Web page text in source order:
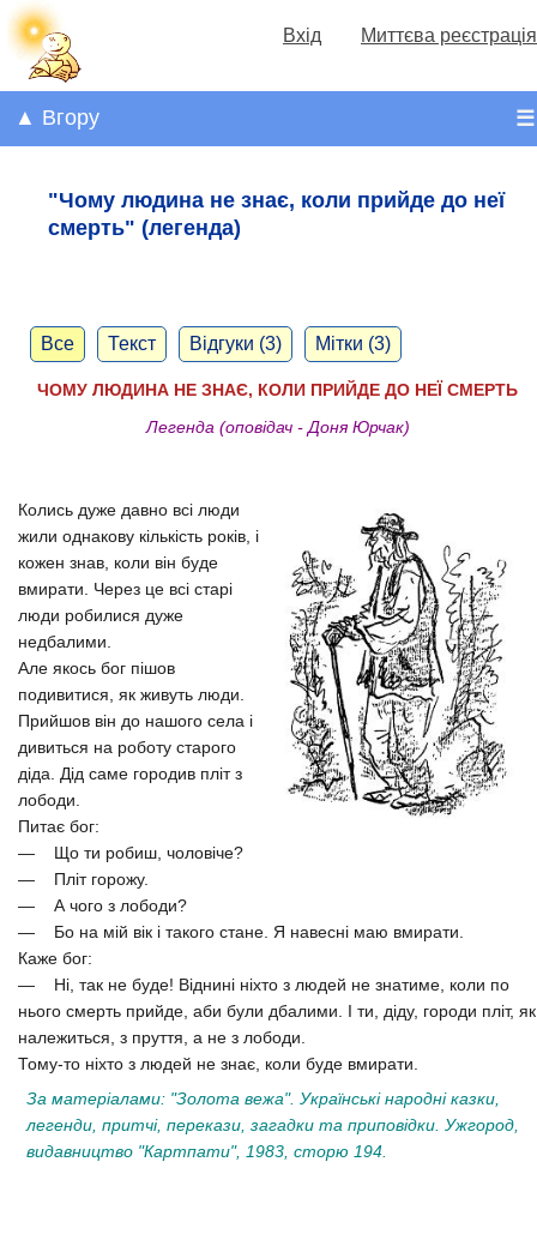
Вхід Миттєва реєстрація
☰
▲ Вгору
"Чому людина не знає, коли прийде до неї
смерть" (легенда)
Все Текст Відгуки (3) Мітки (3)
ЧОМУ ЛЮДИНА НЕ ЗНАЄ, КОЛИ ПРИЙДЕ ДО НЕЇ СМЕРТЬ
Легенда (оповідач - Доня Юрчак)
Колись дуже давно всі люди
жили однакову кількість років, і
кожен знав, коли він буде
вмирати. Через це всі старі
люди робилися дуже
недбалими.
Але якось бог пішов
подивитися, як живуть люди.
Прийшов він до нашого села і
дивиться на роботу старого
діда. Дід саме городив пліт з
лободи.
Питає бог:
— Що ти робиш, чоловіче?
— Пліт горожу.
— А чого з лободи?
— Бо на мій вік і такого стане. Я навесні маю вмирати.
Каже бог:
— Ні, так не буде! Віднині ніхто з людей не знатиме, коли по
нього смерть прийде, аби були дбалими. І ти, діду, городи пліт, як
належиться, з пруття, а не з лободи.
Тому-то ніхто з людей не знає, коли буде вмирати.
За матеріалами: "Золота вежа". Українські народні казки,
легенди, притчі, перекази, загадки та приповідки. Ужгород,
видавництво "Картпати", 1983, сторю 194.